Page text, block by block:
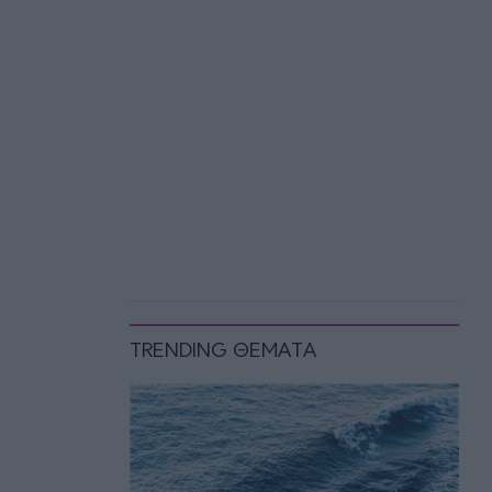
TRENDING ΘΕΜΑΤΑ